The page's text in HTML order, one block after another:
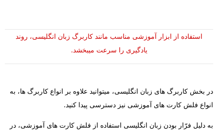
استفاده از ابزار آموزشی مناسب مانند کاربرگ زبان انگلیسی، روند
یادگیری را سرعت میبخشد.
در بخش کاربرگ های زبان انگلیسی، میتوانید علاوه بر انواع کاربرگ ها، به
انواع فلش کارت های آموزشی نیز دسترسی پیدا کنید.
به دلیل فرّار بودن زبان انگلیسی استفاده از فلش کارت های آموزشی، در